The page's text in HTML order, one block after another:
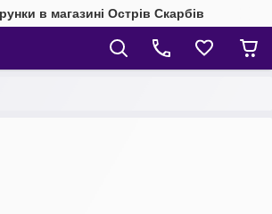
в магазині Острів Скарбів